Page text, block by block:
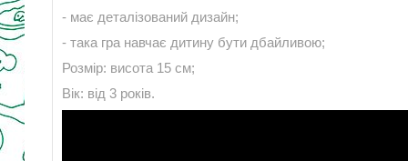
- має деталізований дизайн;
- така гра навчає дитину бути дбайливою;
Розмір: висота 15 см;
Вік: від 3 років.